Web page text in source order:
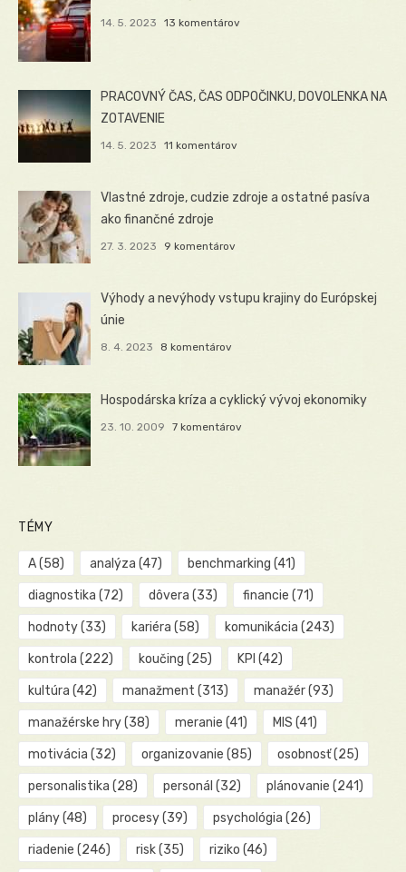
14. 5. 2023 13 komentárov
PRACOVNÝ ČAS, ČAS ODPOČINKU, DOVOLENKA NA
ZOTAVENIE
14. 5. 2023 11 komentárov
Vlastné zdroje, cudzie zdroje a ostatné pasíva
ako finančné zdroje
27. 3. 2023 9 komentárov
Výhody a nevýhody vstupu krajiny do Európskej
únie
8. 4. 2023 8 komentárov
Hospodárska kríza a cyklický vývoj ekonomiky
23. 10. 2009 7 komentárov
TÉMY
A(58) analýza (47) benchmarking (41)
diagnostika (72) dôvera (33) financie (71)
hodnoty(33) kariéra (58) komunikácia (243)
kontrola (222) koučing (25) KPI (42)
kultúra (42) manažment (313) manažér(93)
manažérske hry(38) meranie (41) MIS (41)
motivácia (32) organizovanie (85) osobnosť(25)
personalistika (28) personál (32) plánovanie (241)
plány(48) procesy(39) psychológia (26)
riadenie (246) risk(35) riziko (46)